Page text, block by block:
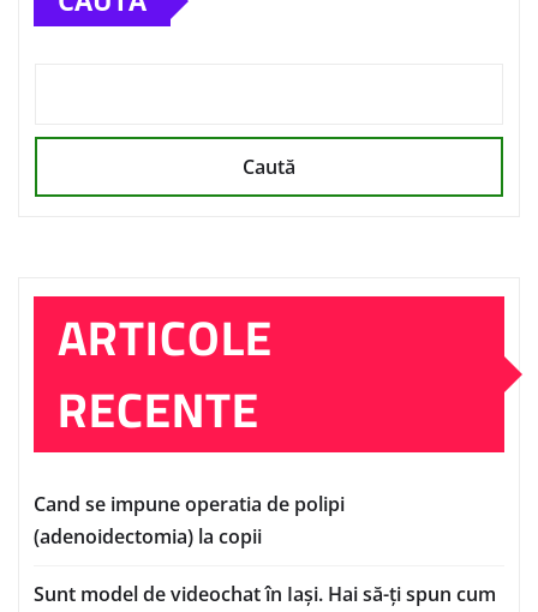
Caută
ARTICOLE
RECENTE
Cand se impune operatia de polipi
(adenoidectomia) la copii
Sunt model de videochat în Iași. Hai să-ți spun cum